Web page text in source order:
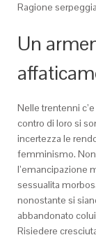
Ragione
Un
Nelle trentenni
contro di loro si
incertezza le
femminismo.
l’emancipazione
sessualita
nonostante si
abbandonato
Risiedere